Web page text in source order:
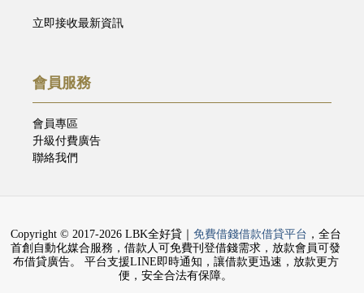
立即接收最新資訊
會員服務
會員專區
升級付費廣告
聯絡我們
Copyright © 2017-2026 LBK全好貸｜ 免費借錢借款借貸平台 ，全台
首創自動化媒合服務，借款人可免費刊登借錢需求，放款會員可發
布借貸廣告。 平台支援LINE即時通知，讓借款更迅速，放款更方
便，安全合法有保障。